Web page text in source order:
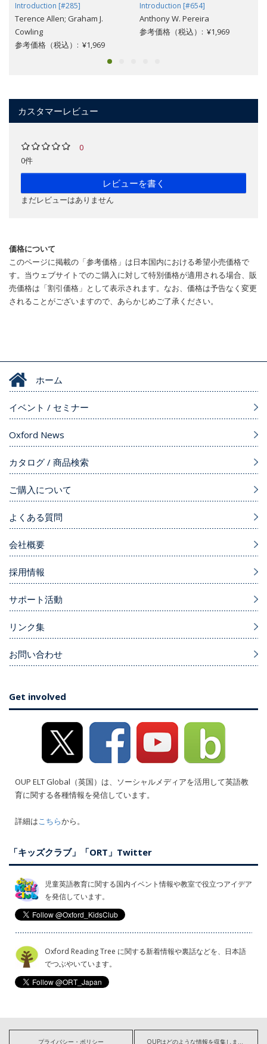
Introduction [#285]
Terence Allen; Graham J.
Cowling
参考価格（税込）: ¥1,969
Introduction [#654]
Anthony W. Pereira
参考価格（税込）: ¥1,969
カスタマーレビュー
0
0件
レビューを書く
まだレビューはありません
価格について
このページに掲載の「参考価格」は日本国内における希望小売価格で
す。当ウェブサイトでのご購入に対して特別価格が適用される場合、販
売価格は「割引価格」として表示されます。なお、価格は予告なく変更
されることがございますので、あらかじめご了承ください。
ホーム
イベント / セミナー
Oxford News
カタログ / 商品検索
ご購入について
よくある質問
会社概要
採用情報
サポート活動
リンク集
お問い合わせ
Get involved
OUP ELT Global（英国）は、ソーシャルメディアを活用して英語教
育に関する各種情報を発信しています。
詳細はこちらから。
「キッズクラブ」「ORT」Twitter
児童英語教育に関する国内イベント情報や教室で役立つアイデア
を発信しています。
Oxford Reading Tree に関する新着情報や裏話などを、日本語
でつぶやいています。
プライバシー・ポリシー OUPはどのような情報を収集しますか?